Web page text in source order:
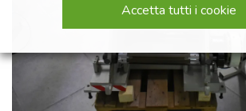
Accetta tutti i cookie